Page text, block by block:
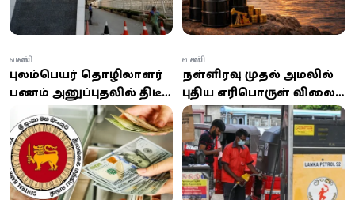
புலம்பெயர் தொழிலாளர்
பணம் அனுப்புதலில் திடீர்
சரிவு: ஜூன் மாதத்தில் 152
மில்லியன் டொலர்
குறைவு!
வணிகம்
நள்ளிரவு முதல் அமலில்
புதிய எரிபொருள் விலை:
92 பெட்ரோல், டீசல்
விலை குறைப்பு
வணிகம்